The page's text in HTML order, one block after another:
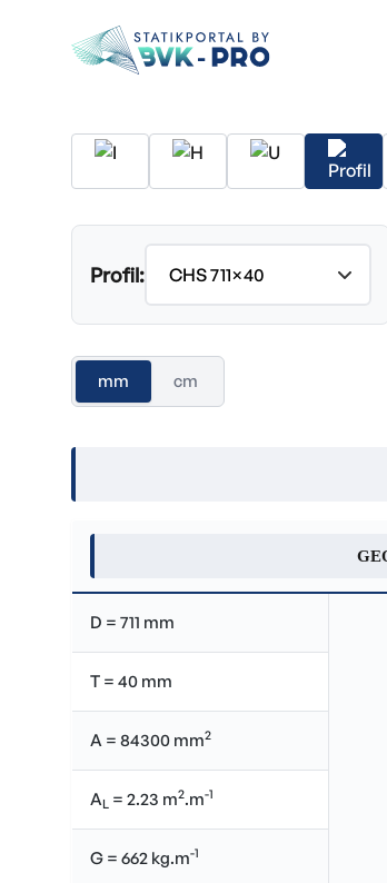
Profil:
mm cm
D = 711 mm
T = 40 mm
A = 84300 mm2
AL = 2.23 m2.m-1
G = 662 kg.m-1